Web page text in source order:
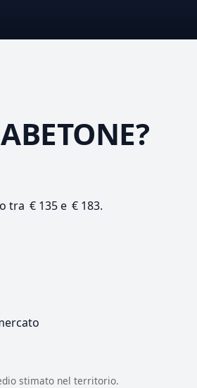
tra € 135 e € 183.
stimato nel territorio.